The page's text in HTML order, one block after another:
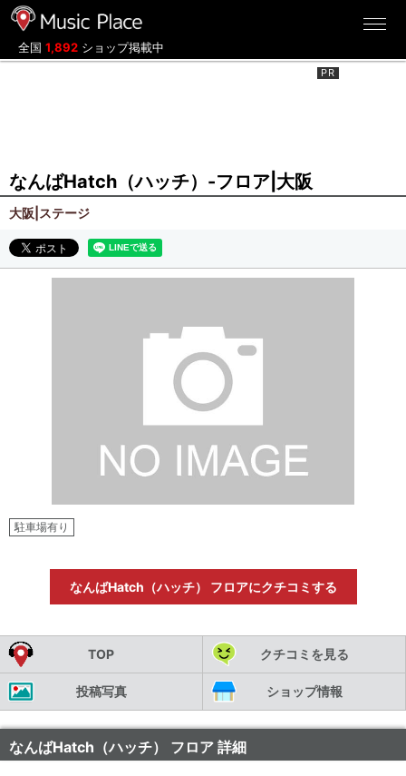
全国 1,892 ショップ掲載中
なんばHatch（ハッチ）-フロア|大阪
大阪|ステージ
駐車場有り
なんばHatch（ハッチ） フロアにクチコミする
TOP クチコミを見る
投稿写真 ショップ情報
なんばHatch（ハッチ） フロア 詳細